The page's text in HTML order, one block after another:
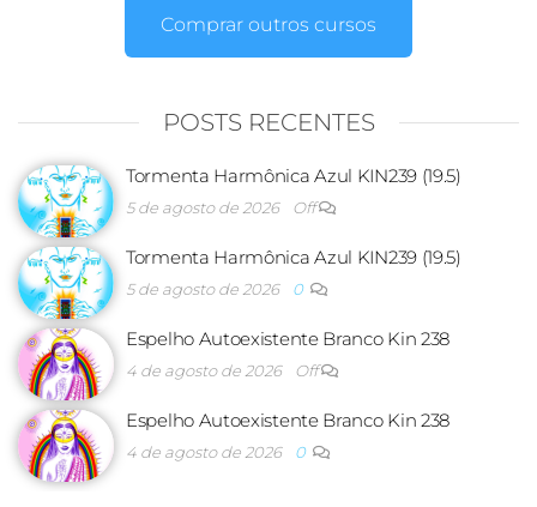
Comprar outros cursos
POSTS RECENTES
Tormenta Harmônica Azul KIN239 (19.5)
5 de agosto de 2026 Off
Tormenta Harmônica Azul KIN239 (19.5)
5 de agosto de 2026 0
Espelho Autoexistente Branco Kin 238
4 de agosto de 2026 Off
Espelho Autoexistente Branco Kin 238
4 de agosto de 2026 0